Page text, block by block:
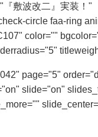
『敷波改二』実装！"
circle faa-ring
color=""
page="5"
slide="on"